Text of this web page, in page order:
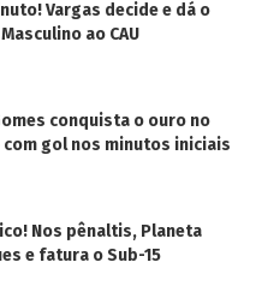
Vargas decide e dá o
ao CAU
conquista o ouro no
com gol nos minutos iniciais
Nos pênaltis, Planeta
e fatura o Sub-15